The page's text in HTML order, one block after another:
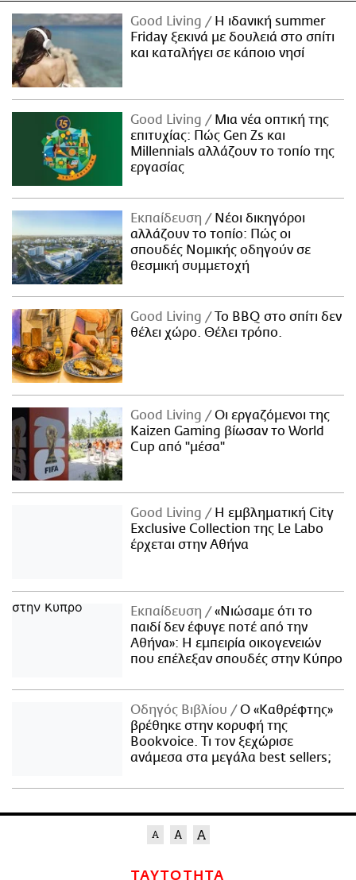
Good Living
Η ιδανική summer
Friday ξεκινά με δουλειά στο σπίτι
και καταλήγει σε κάποιο νησί
Good Living
Μια νέα οπτική της
επιτυχίας: Πώς Gen Zs και
Millennials αλλάζουν το τοπίο της
εργασίας
Εκπαίδευση
Νέοι δικηγόροι
αλλάζουν το τοπίο: Πώς οι
σπουδές Νομικής οδηγούν σε
θεσμική συμμετοχή
Good Living
Το BBQ στο σπίτι δεν
θέλει χώρο. Θέλει τρόπο.
Good Living
Οι εργαζόμενοι της
Kaizen Gaming βίωσαν το World
Cup από "μέσα"
Good Living
Η εμβληματική City
Exclusive Collection της Le Labo
έρχεται στην Αθήνα
Εκπαίδευση
«Νιώσαμε ότι το
παιδί δεν έφυγε ποτέ από την
Αθήνα»: Η εμπειρία οικογενειών
που επέλεξαν σπουδές στην Κύπρο
Οδηγός Βιβλίου
Ο «Καθρέφτης»
βρέθηκε στην κορυφή της
Bookvoice. Τι τον ξεχώρισε
ανάμεσα στα μεγάλα best sellers;
ΤΑΥΤΟΤΗΤΑ